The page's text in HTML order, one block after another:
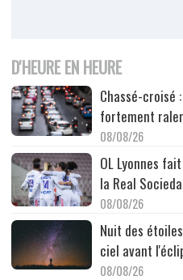
D'HEURE EN HEURE
Chassé-croisé
fortement
08/08/26
OL Lyonnes
la Real
08/08/26
Nuit des
ciel avant
08/08/26